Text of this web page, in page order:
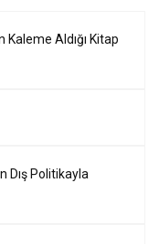
Kaleme Aldığı Kitap
Dış Politikayla